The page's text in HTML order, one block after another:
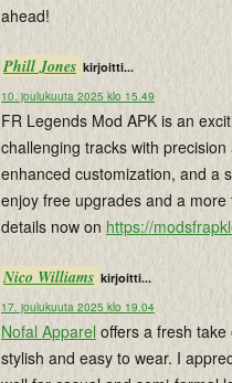
ahead!
Phill Jones kirjoitti...
10. joulukuuta 2025 klo 15.49
FR Legends Mod APK is an
challenging tracks with
enhanced customization, and a
enjoy free upgrades and a
details now on https://
Nico Williams kirjoitti...
17. joulukuuta 2025 klo 19.04
Nofal Apparel offers a fresh
stylish and easy to wear. I